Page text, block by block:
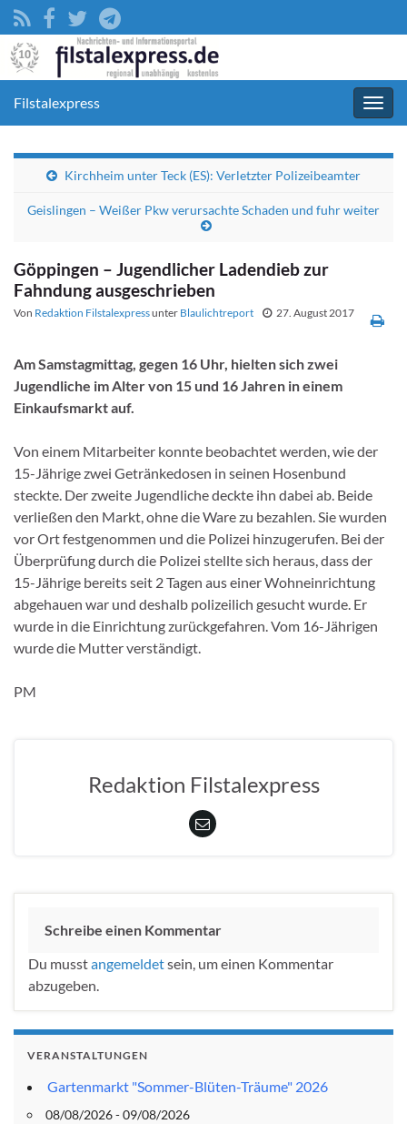
Filstalexpress
Kirchheim unter Teck (ES): Verletzter Polizeibeamter
Geislingen – Weißer Pkw verursachte Schaden und fuhr weiter
Göppingen – Jugendlicher Ladendieb zur
Fahndung ausgeschrieben
Von Redaktion Filstalexpressunter Blaulichtreport 27. August 2017
Am Samstagmittag, gegen 16 Uhr, hielten sich zwei
Jugendliche im Alter von 15 und 16 Jahren in einem
Einkaufsmarkt auf.
Von einem Mitarbeiter konnte beobachtet werden, wie der
15-Jährige zwei Getränkedosen in seinen Hosenbund
steckte. Der zweite Jugendliche deckte ihn dabei ab. Beide
verließen den Markt, ohne die Ware zu bezahlen. Sie wurden
vor Ort festgenommen und die Polizei hinzugerufen. Bei der
Überprüfung durch die Polizei stellte sich heraus, dass der
15-Jährige bereits seit 2 Tagen aus einer Wohneinrichtung
abgehauen war und deshalb polizeilich gesucht wurde. Er
wurde in die Einrichtung zurückgefahren. Vom 16-Jährigen
wurde die Mutter verständigt.
PM
Redaktion Filstalexpress
Schreibe einen Kommentar
Du musstangemeldetsein, um einen Kommentar
abzugeben.
VERANSTALTUNGEN
Gartenmarkt "Sommer-Blüten-Träume" 2026
08/08/2026 - 09/08/2026